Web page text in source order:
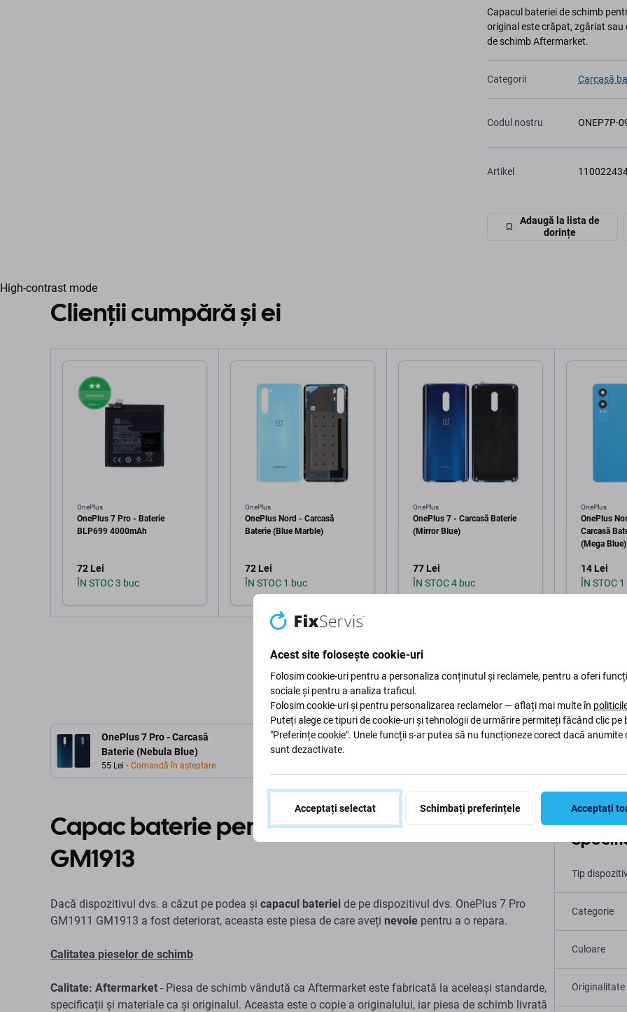
Capacul bateriei de schimb
original este crăpat, zgâriat sau
de schimb Aftermarket.
Categorii Carcasă
Codul nostru ONEP7P-
Artikel
Adaugă la lista de
dorințe
High-contrast mode
Clienții cumpără și ei
OnePlus
OnePlus 7 Pro - Baterie
BLP699 4000mAh
72 Lei
ÎN STOC 3 buc
OnePlus
OnePlus Nord - Carcasă
Baterie (Blue Marble)
72 Lei
ÎN STOC 1 buc
OnePlus
OnePlus 7 - Carcasă Baterie
(Mirror Blue)
77 Lei
ÎN STOC 4 buc
OnePlus
OnePlus
Carcasă
(Mega Blue)
14 Lei
ÎN STOC
OnePlus 7 Pro - Carcasă
Baterie (Nebula Blue)
55 Lei Comandă în așteptare
Capac baterie pentru OnePlus 7 Pro GM1911
GM1913
Dacă dispozitivul dvs. a căzut pe podea și capacul bateriei de pe dispozitivul dvs. OnePlus 7 Pro
GM1911 GM1913 a fost deteriorat, aceasta este piesa de care aveți nevoie pentru a o repara.
Calitatea pieselor de schimb
Calitate: Aftermarket - Piesa de schimb vândută ca Aftermarket este fabricată la aceleași standarde,
specificații și materiale ca și originalul. Aceasta este o copie a originalului, iar piesa de schimb livrată
Tip
Categorie
Culoare
Originalitate
Acest site folosește cookie-uri
Folosim cookie-uri pentru a personaliza conținutul și reclamele, pentru a oferi
sociale și pentru a analiza traficul.
Folosim cookie-uri și pentru personalizarea reclamelor — aflați mai multe în
Puteți alege ce tipuri de cookie-uri și tehnologii de urmărire permiteți făcând clic pe
"Preferințe cookie". Unele funcții s-ar putea să nu funcționeze corect dacă anumite
sunt dezactivate.
Acceptați selectat Schimbați preferințele Acceptați